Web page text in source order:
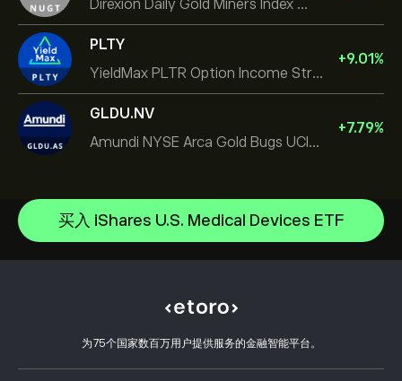
Direxion Daily Gold Miners Index Bull 2X ETF
PLTY
YieldMax PLTR Option Income Strategy ETF
+9.01%
GLDU.NV
Amundi NYSE Arca Gold Bugs UCITS ETF Dist
+7.79%
买入 iShares U.S. Medical Devices ETF
为75个国家数百万用户提供服务的金融智能平台。
SPDR Gold
iShares Silver Trust
iShares Core MSCI World UCITS ETF
如何入金
如何出金
开设账户
客户端漏洞
CopyTrading 简介
负责任交易
eToro Academy
选择 eToro 的理由
我们的办事处
风险披露